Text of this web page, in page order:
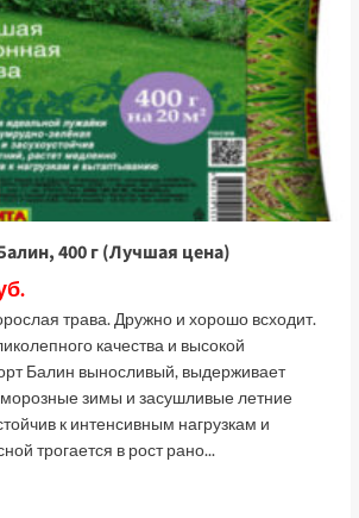
400 г (Лучшая цена)
трава. Дружно и хорошо всходит.
качества и высокой
Балин выносливый, выдерживает
зимы и засушливые летние
к интенсивным нагрузкам и
трогается в рост рано...